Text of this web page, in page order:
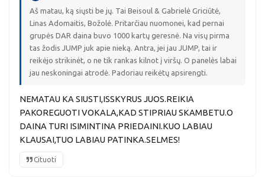
Aš matau, ką siųsti be jų. Tai Beisoul & Gabrielė Griciūtė,
Linas Adomaitis, Božolė. Pritarčiau nuomonei, kad pernai
grupės DAR daina buvo 1000 kartų geresnė. Na visų pirma
tas žodis JUMP juk apie nieką. Antra, jei jau JUMP, tai ir
reikėjo strikinėt, o ne tik rankas kilnot į viršų. O panelės labai
jau neskoningai atrodė. Padoriau reikėtų apsirengti.
NEMATAU KA SIUSTI,ISSKYRUS JUOS.REIKIA
PAKOREGUOTI VOKALA,KAD STIPRIAU SKAMBETU.O
DAINA TURI ISIMINTINA PRIEDAINI.KUO LABIAU
KLAUSAI,TUO LABIAU PATINKA.SELMES!
Cituoti